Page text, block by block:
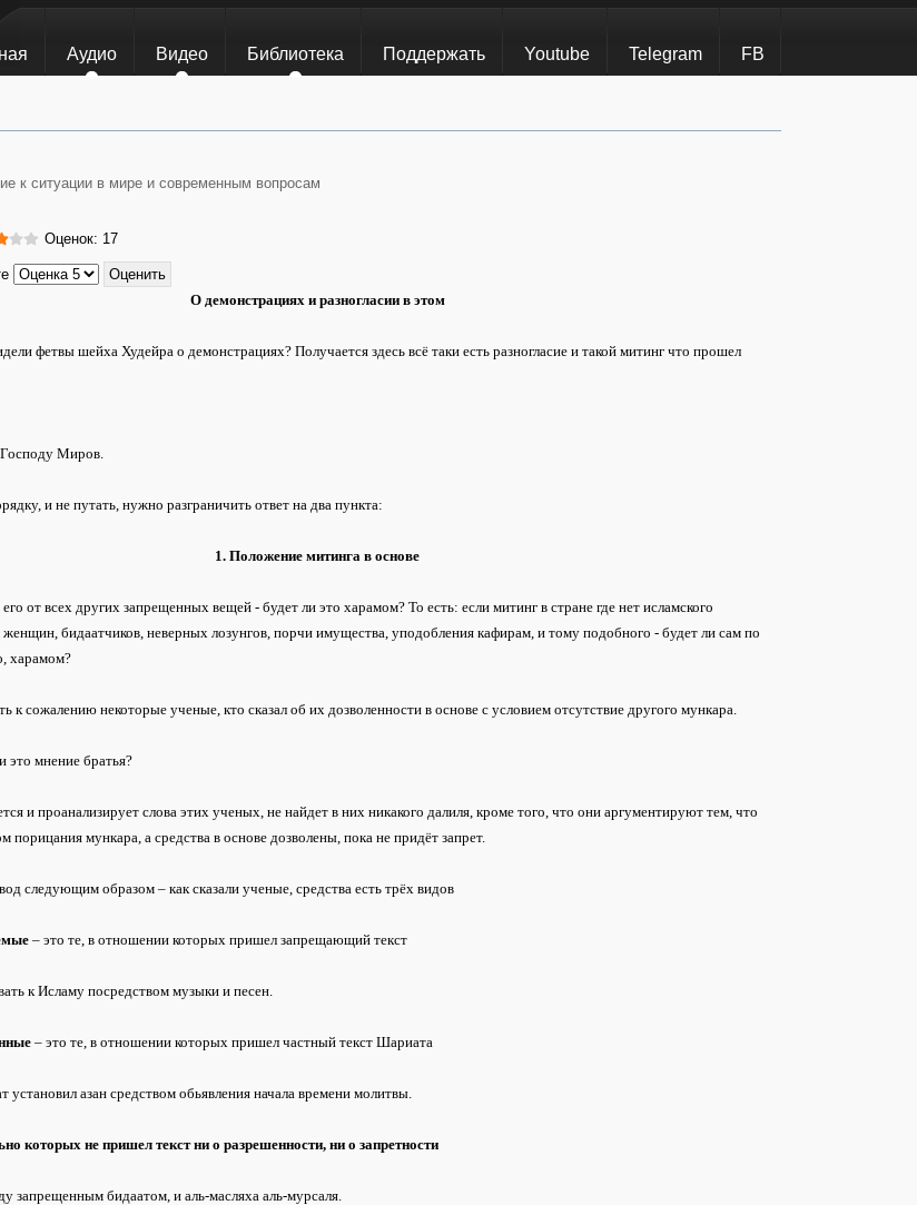
Аудио Видео Библиотека Поддержать Youtube Telegram FB
к ситуации в мире и современным вопросам
Оценок: 17
О демонстрациях и разногласии в этом
фетвы шейха Худейра о демонстрациях? Получается здесь всё таки есть разногласие и такой митинг что прошел
Миров.
и не путать, нужно разграничить ответ на два пункта:
1. Положение митинга в основе
его от всех других запрещенных вещей - будет ли это харамом? То есть: если митинг в стране где нет исламского
женщин, бидаатчиков, неверных лозунгов, порчи имущества, уподобления кафирам, и тому подобного - будет ли сам по
харамом?
к сожалению некоторые ученые, кто сказал об их дозволенности в основе с условием отсутствие другого мункара.
это мнение братья?
и проанализирует слова этих ученых, не найдет в них никакого далиля, кроме того, что они аргументируют тем, что
порицания мункара, а средства в основе дозволены, пока не придёт запрет.
следующим образом – как сказали ученые, средства есть трёх видов
– это те, в отношении которых пришел запрещающий текст
к Исламу посредством музыки и песен.
– это те, в отношении которых пришел частный текст Шариата
азан средством обьявления начала времени молитвы.
которых не пришел текст ни о разрешенности, ни о запретности
запрещенным бидаатом, и аль-масляха аль-мурсаля.